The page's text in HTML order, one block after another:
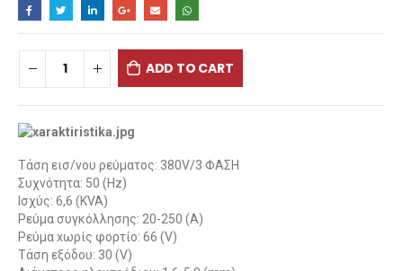
ADD TO CART
Tάση εισ/νου ρεύματος: 380V/3 ΦΑΣΗ
Συχνότητα: 50 (Hz)
Ισχύς: 6,6 (KVA)
Ρεύμα συγκόλλησης: 20-250 (Α)
Ρεύμα xωρίς φορτίο: 66 (V)
Τάση εξόδου: 30 (V)